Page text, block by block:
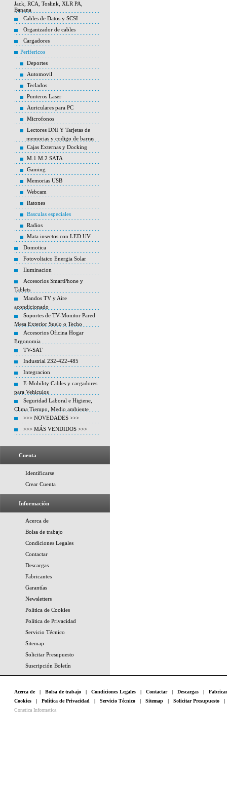
Jack, RCA, Toslink, XLR PA,
Banana
Cables de Datos y SCSI
Organizador de cables
Cargadores
Perifericos
Deportes
Automovil
Teclados
Punteros Laser
Auriculares para PC
Microfonos
Lectores DNI Y Tarjetas de
memorias y codigo de barras
Cajas Externas y Docking
M.1 M.2 SATA
Gaming
Memorias USB
Webcam
Ratones
Basculas especiales
Radios
Mata insectos con LED UV
Domotica
Fotovoltaico Energia Solar
Iluminacion
Accesorios SmartPhone y
Tablets
Mandos TV y Aire
acondicionado
Soportes de TV-Monitor Pared
Mesa Exterior Suelo o Techo
Accesorios Oficina Hogar
Ergonomia
TV-SAT
Industrial 232-422-485
Integracion
E-Mobility Cables y cargadores
para Vehiculos
Seguridad Laboral e Higiene,
Clima Tiempo, Medio ambiente
>>> NOVEDADES >>>
>>> MÁS VENDIDOS >>>
Cuenta
Identificarse
Crear Cuenta
Información
Acerca de
Bolsa de trabajo
Condiciones Legales
Contactar
Descargas
Fabricantes
Garantías
Newsletters
Política de Cookies
Política de Privacidad
Servicio Técnico
Sitemap
Solicitar Presupuesto
Suscripción Boletín
Acerca de| Bolsa de trabajo | Condiciones Legales | Contactar| Descargas |
Cookies | Política de Privacidad | Servicio Técnico | Sitemap | Solicitar Presupuesto
Conetica Informatica